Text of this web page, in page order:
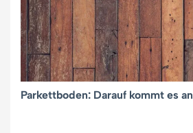
Parkettboden: Darauf kommt es an